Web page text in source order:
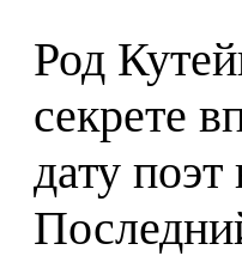
Род
секрете
дату